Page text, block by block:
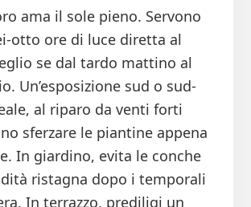
ama il sole pieno. Servono
otto ore di luce diretta al
se dal tardo mattino al
Un’esposizione sud o sud-
al riparo da venti forti
sferzare le piantine appena
In giardino, evita le conche
ristagna dopo i temporali
In terrazzo, prediligi un